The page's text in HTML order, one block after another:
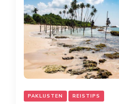
PAKLIJSTEN REISTIPS